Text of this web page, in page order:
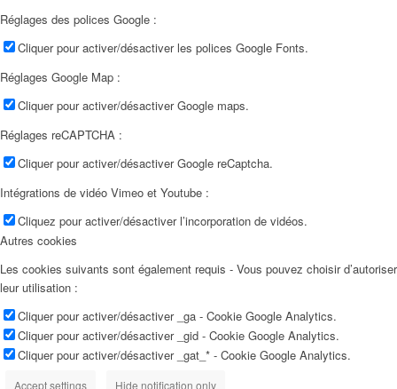
Réglages des polices Google :
Cliquer pour activer/désactiver les polices Google Fonts.
Réglages Google Map :
Cliquer pour activer/désactiver Google maps.
Réglages reCAPTCHA :
Cliquer pour activer/désactiver Google reCaptcha.
Intégrations de vidéo Vimeo et Youtube :
Cliquez pour activer/désactiver l’incorporation de vidéos.
Autres cookies
Les cookies suivants sont également requis - Vous pouvez choisir d’autoriser
leur utilisation :
Cliquer pour activer/désactiver _ga - Cookie Google Analytics.
Cliquer pour activer/désactiver _gid - Cookie Google Analytics.
Cliquer pour activer/désactiver _gat_* - Cookie Google Analytics.
Accept settings Hide notification only